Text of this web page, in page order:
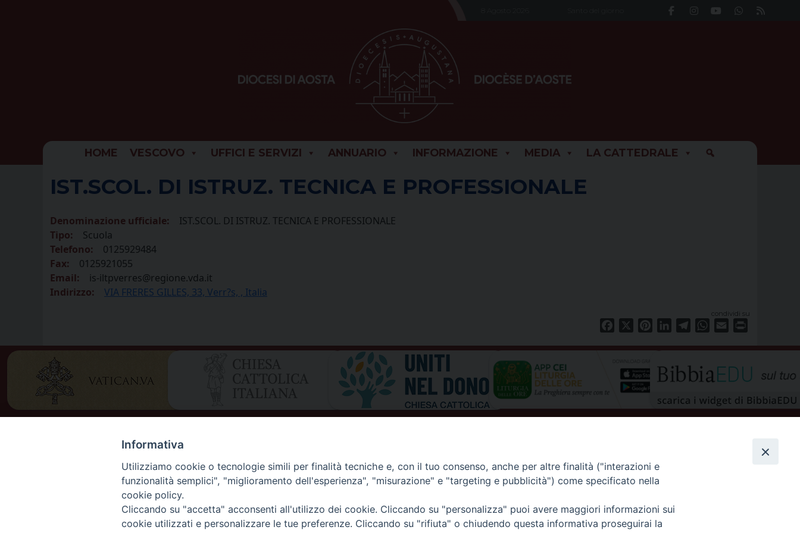
HOME VESCOVO UFFICI E SERVIZI ANNUARIO INFORMAZIONE MEDIA LA CATTEDRALE
IST.SCOL. DI ISTRUZ. TECNICA E PROFESSIONALE
Denominazione ufficiale:
IST.SCOL. DI ISTRUZ. TECNICA E PROFESSIONALE
Tipo:
Scuola
Telefono:
0125929484
Fax:
0125921055
Email:
is-iltpverres@regione.vda.it
Indirizzo:
VIA FRERES GILLES, 33, Verr?s, , Italia
condividi su
Facebook PinterestLinkedInTelegramWhatsApp
Email
DIOCESI DI AOSTA
Rue Mgr de Sales 3/A 11100 Aosta
tel. 0165.238515 | fax: 0165.238517
privacy policy
Informativa
Utilizziamo cookie o tecnologie simili per finalità tecniche e, con il tuo consenso, anche per altre finalità ("interazioni e
funzionalità semplici", "miglioramento dell'esperienza", "misurazione" e "targeting e pubblicità") come specificato nella
cookie policy.
Cliccando su "accetta" acconsenti all'utilizzo dei cookie. Cliccando su "personalizza" puoi avere maggiori informazioni sui
cookie utilizzati e personalizzare le tue preferenze. Cliccando su "rifiuta" o chiudendo questa informativa proseguirai la